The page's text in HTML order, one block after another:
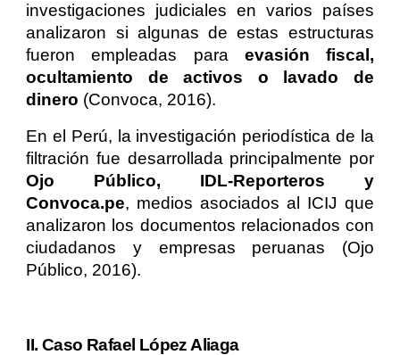
investigaciones judiciales en varios países
analizaron si algunas de estas estructuras
fueron empleadas para evasión fiscal,
ocultamiento de activos o lavado de
dinero (Convoca, 2016).
En el Perú, la investigación periodística de la
filtración fue desarrollada principalmente por
Ojo Público, IDL-Reporteros y
Convoca.pe, medios asociados al ICIJ que
analizaron los documentos relacionados con
ciudadanos y empresas peruanas (Ojo
Público, 2016).
II. Caso Rafael López Aliaga